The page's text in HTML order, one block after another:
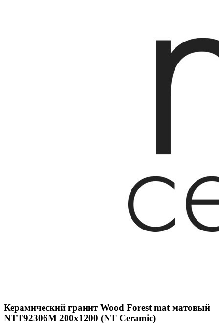
Керамический гранит Wood Forest mat матовый
NTT92306M 200x1200 (NT Ceramic)